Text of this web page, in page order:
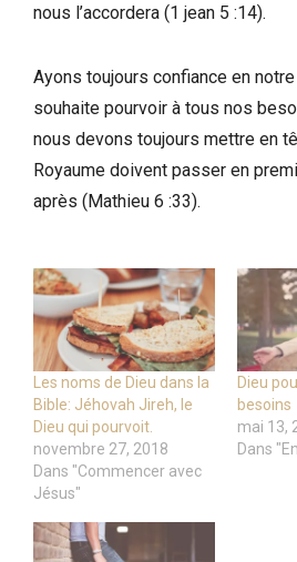
nous l’accordera (1 jean 5 :14).
Ayons toujours confiance en
souhaite pourvoir à tous nos
nous devons toujours mettre en
Royaume doivent passer en
après (Mathieu 6 :33).
Les noms de Dieu dans la
Bible: Jéhovah Jireh, le
Dieu qui pourvoit.
novembre 27, 2018
Dans "Commencer avec
Jésus"
Dieu
besoins
mai 13,
Dans